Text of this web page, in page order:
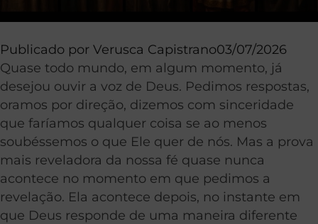
Publicado por Verusca Capistrano03/07/2026
Quase todo mundo, em algum momento, já
desejou ouvir a voz de Deus. Pedimos respostas,
oramos por direção, dizemos com sinceridade
que faríamos qualquer coisa se ao menos
soubéssemos o que Ele quer de nós. Mas a prova
mais reveladora da nossa fé quase nunca
acontece no momento em que pedimos a
revelação. Ela acontece depois, no instante em
que Deus responde de uma maneira diferente